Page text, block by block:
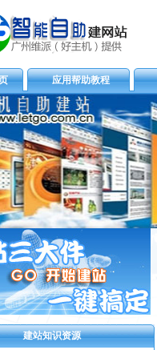
应用帮助教程
建站知识资源